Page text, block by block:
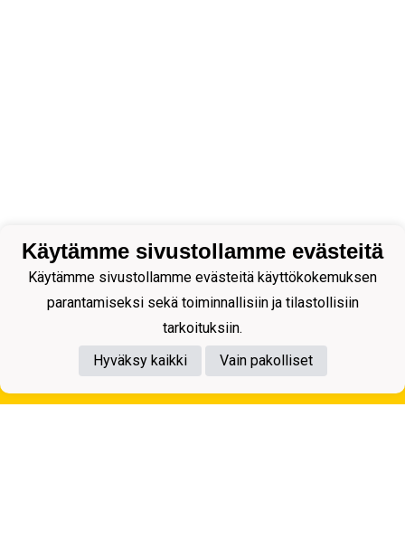
Tietosuojaseloste
Käytämme sivustollamme evästeitä
Käytämme sivustollamme evästeitä käyttökokemuksen
parantamiseksi sekä toiminnallisiin ja tilastollisiin
tarkoituksiin.
Hyväksy kaikki
Vain pakolliset